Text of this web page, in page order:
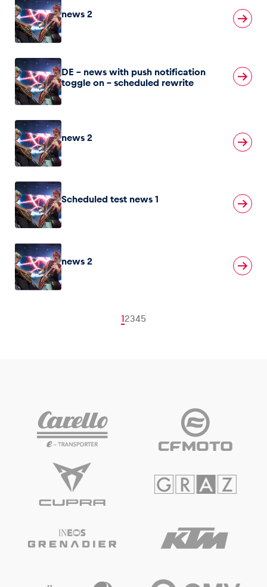
news 2
DE – news with push notification
toggle on – scheduled rewrite
news 2
Scheduled test news 1
news 2
12345